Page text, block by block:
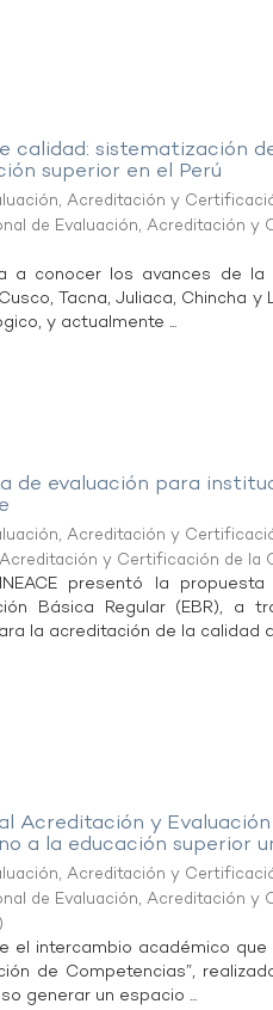
calidad: sistematización
superior en el Perú
Acreditación y
de Evaluación, Acreditación y
a conocer los avances de
Tacna, Juliaca, Chincha
y actualmente ...
de evaluación para
Acreditación y
y Certificación de la
presentó la
Básica Regular (EBR), a
la acreditación de la calidad
Acreditación y
a la educación superior
Acreditación y
de Evaluación, Acreditación y
)
el intercambio académico
de Competencias”,
generar un espacio ...